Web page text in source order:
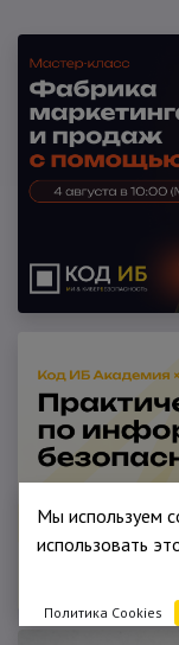
Мы используем
использовать
Политика Cookies